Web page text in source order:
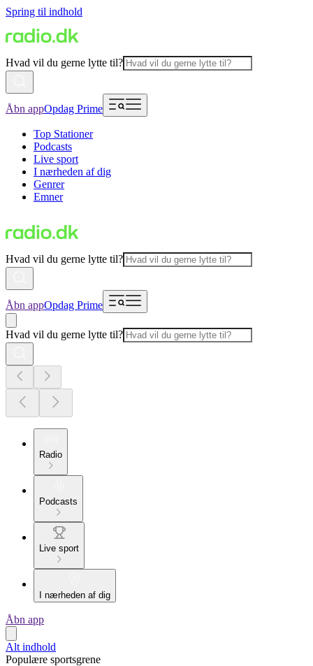
Spring til indhold
Hvad vil du gerne lytte til?
Åbn appOpdag Prime
Top Stationer
Podcasts
Live sport
I nærheden af dig
Genrer
Emner
Hvad vil du gerne lytte til?
Åbn appOpdag Prime
Hvad vil du gerne lytte til?
Radio
Podcasts
Live sport
I nærheden af dig
Åbn app
Alt indhold
Populære sportsgrene